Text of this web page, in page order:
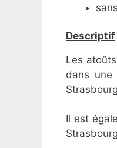
Descriptif
Les
dans une
Il est